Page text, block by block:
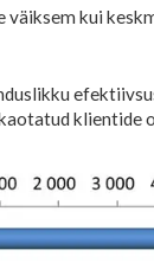
kui
klientide